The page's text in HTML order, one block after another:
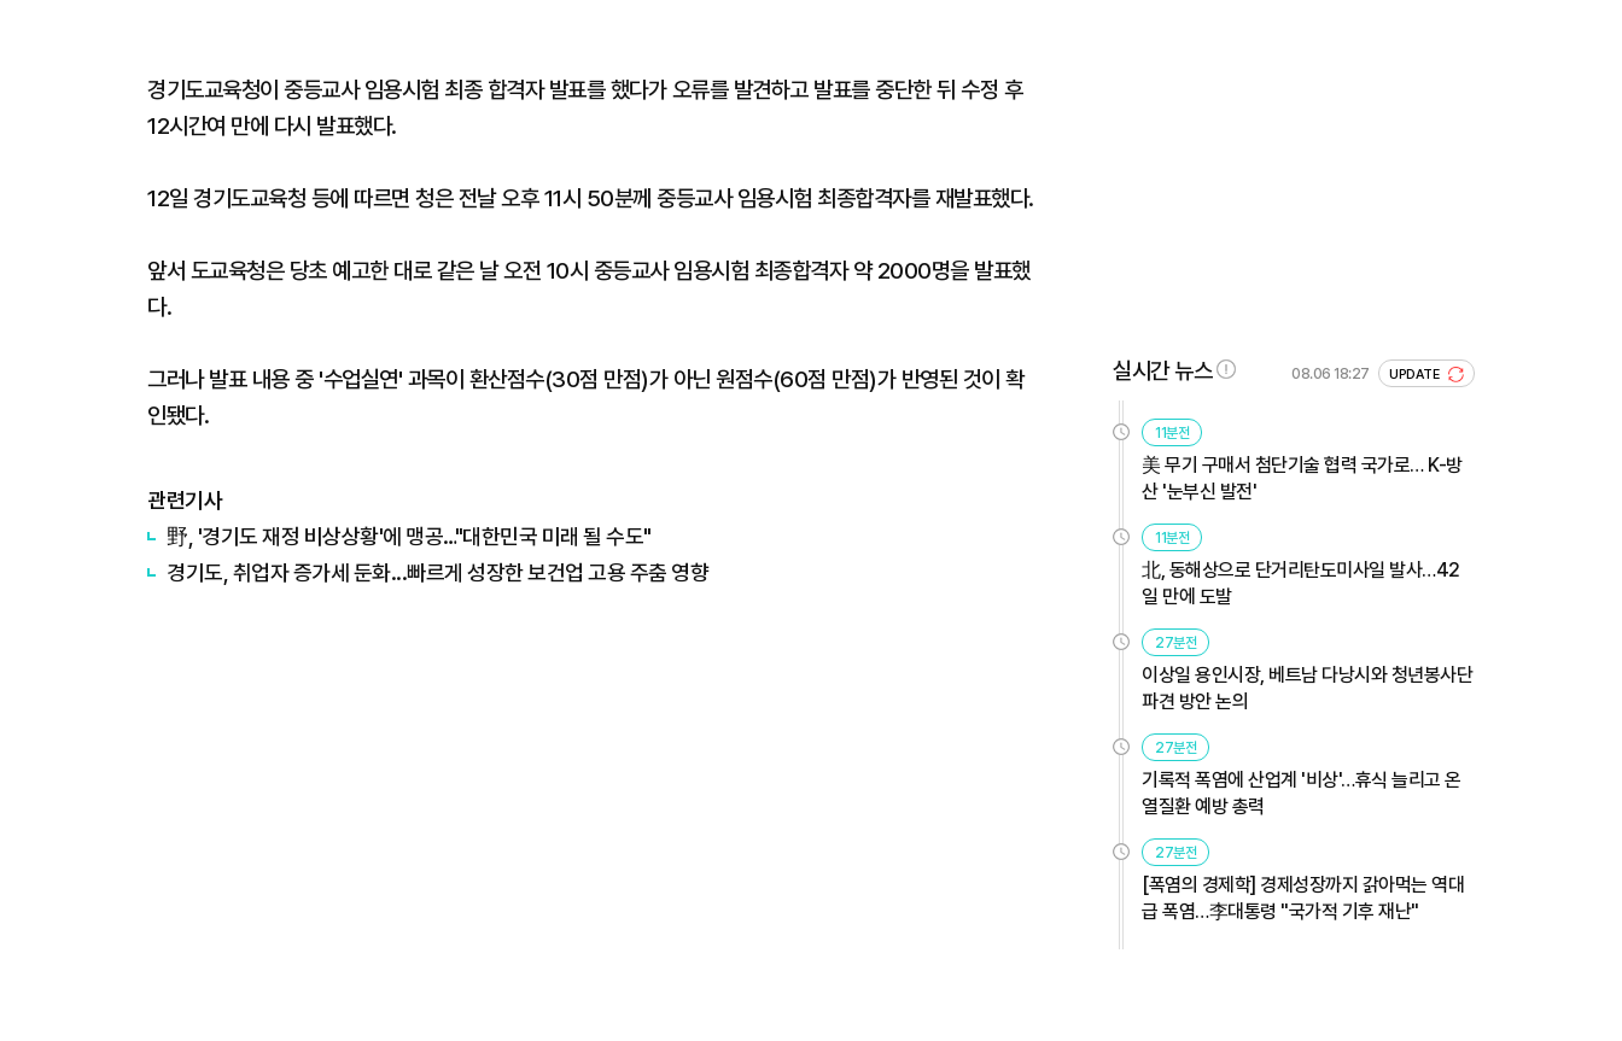
경기도교육청이 중등교사 임용시험 최종 합격자 발표를 했다가 오류를 발견하고 발표를 중단한 뒤 수정 후
12시간여 만에 다시 발표했다.
12일 경기도교육청 등에 따르면 청은 전날 오후 11시 50분께 중등교사 임용시험 최종합격자를 재발표했다.
앞서 도교육청은 당초 예고한 대로 같은 날 오전 10시 중등교사 임용시험 최종합격자 약 2000명을 발표했
다.
그러나 발표 내용 중 '수업실연' 과목이 환산점수(30점 만점)가 아닌 원점수(60점 만점)가 반영된 것이 확
인됐다.
관련기사
野, '경기도 재정 비상상황'에 맹공…"대한민국 미래 될 수도"
경기도, 취업자 증가세 둔화...빠르게 성장한 보건업 고용 주춤 영향
실시간 뉴스 08.06 18:27 UPDATE
11분전
美 무기 구매서 첨단기술 협력 국가로… K-방
산 '눈부신 발전'
11분전
北, 동해상으로 단거리탄도미사일 발사…42
일 만에 도발
27분전
이상일 용인시장, 베트남 다낭시와 청년봉사단
파견 방안 논의
27분전
기록적 폭염에 산업계 '비상'…휴식 늘리고 온
열질환 예방 총력
27분전
[폭염의 경제학] 경제성장까지 갉아먹는 역대
급 폭염…李대통령 "국가적 기후 재난"